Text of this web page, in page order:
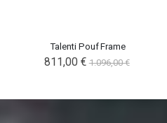
Talenti Pouf Frame
811,00 € 1.096,00 €